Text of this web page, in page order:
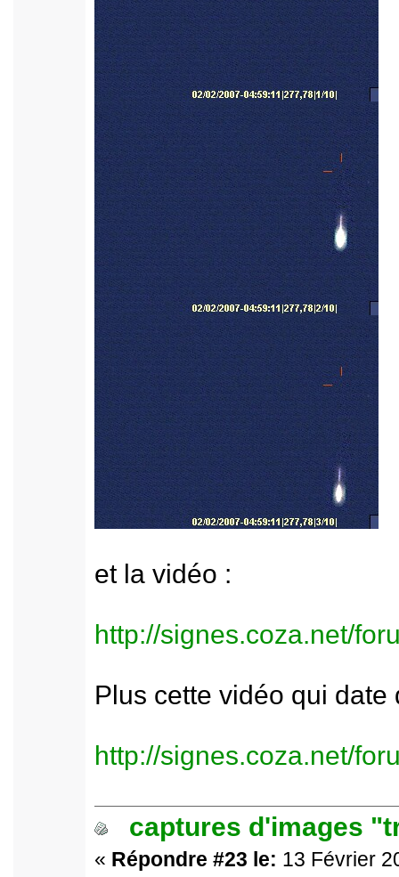
et la vidéo :
http://signes.coza.net/
Plus cette vidéo qui
http://signes.coza.net/
captures d'images
« Répondre #23 le: 13 Février